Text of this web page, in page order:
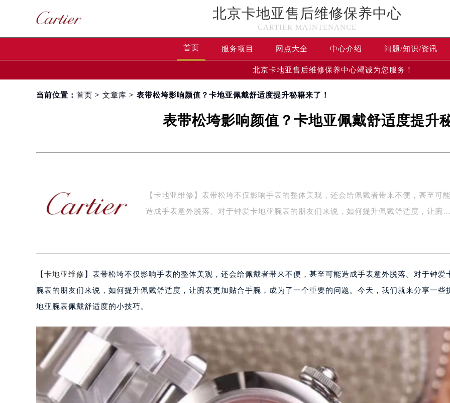
北京卡地亚售后维修保养中心
CARTIER MAINTENANCE
首页 服务项目 网点大全 中心介绍 问题/知识/资讯
北京卡地亚售后维修保养中心竭诚为您服务！
当前位置： 首页 > 文章库 > 表带松垮影响颜值？卡地亚佩戴舒适度提升秘籍来了！
表带松垮影响颜值？卡地亚佩戴舒适度提升
【卡地亚维修】表带松垮不仅影响手表的整体美观，还会给佩戴者带来不便，甚至可能
造成手表意外脱落。对于钟爱卡地亚腕表的朋友们来说，如何提升佩戴舒适度，让腕…
【 卡地亚维修 】表带松垮不仅影响手表的整体美观，还会给佩戴者带来不便，甚至可能造成手表意外脱落。对于钟爱
腕表的朋友们来说，如何提升佩戴舒适度，让腕表更加贴合手腕，成为了一个重要的问题。今天，我们就来分享一些
地亚腕表佩戴舒适度的小技巧。